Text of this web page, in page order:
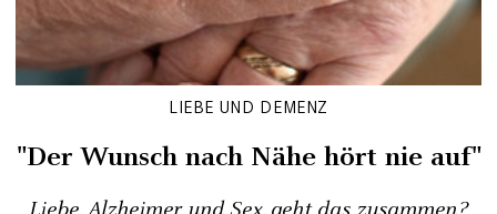
LIEBE UND DEMENZ
"Der Wunsch nach Nähe hört nie auf"